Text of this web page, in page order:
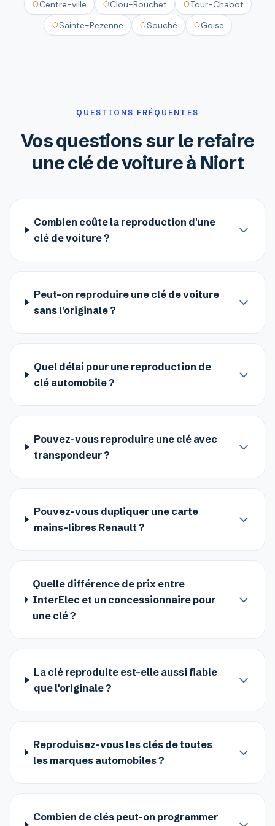
Centre-ville Clou-Bouchet
Tour-Chabot
Sainte-Pezenne
Souché Goise
QUESTIONS FRÉQUENTES
Vos questions sur le refaire
une clé de voiture à Niort
Combien coûte la reproduction d'une
clé de voiture ?
Peut-on reproduire une clé de voiture
sans l'originale ?
Quel délai pour une reproduction de
clé automobile ?
Pouvez-vous reproduire une clé avec
transpondeur ?
Pouvez-vous dupliquer une carte
mains-libres Renault ?
Quelle différence de prix entre
InterElec et un concessionnaire pour
une clé ?
La clé reproduite est-elle aussi fiable
que l'originale ?
Reproduisez-vous les clés de toutes
les marques automobiles ?
Combien de clés peut-on programmer